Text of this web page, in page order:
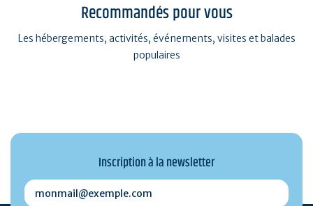
Recommandés pour vous
Les hébergements, activités, événements, visites et balades
populaires
Inscription à la newsletter
monmail@exemple.com